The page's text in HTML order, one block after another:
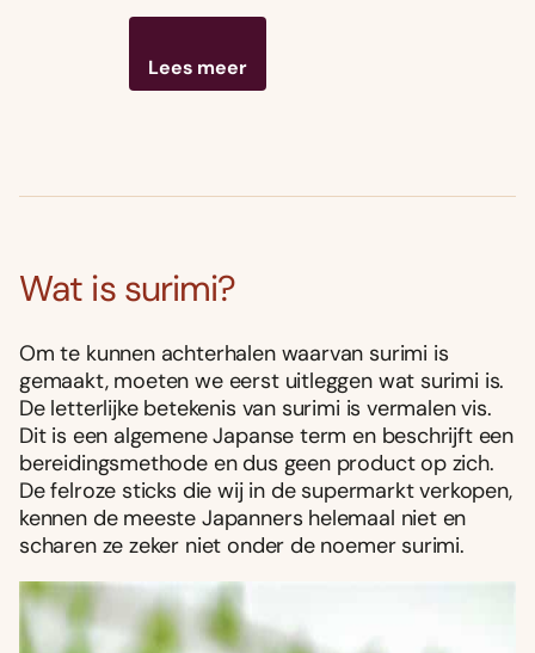
Lees meer
Wat is surimi?
Om te kunnen achterhalen waarvan surimi is
gemaakt, moeten we eerst uitleggen wat surimi is.
De letterlijke betekenis van surimi is vermalen vis.
Dit is een algemene Japanse term en beschrijft een
bereidingsmethode en dus geen product op zich.
De felroze sticks die wij in de supermarkt verkopen,
kennen de meeste Japanners helemaal niet en
scharen ze zeker niet onder de noemer surimi.